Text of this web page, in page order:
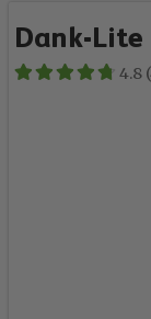
Dank-Lite
4.8